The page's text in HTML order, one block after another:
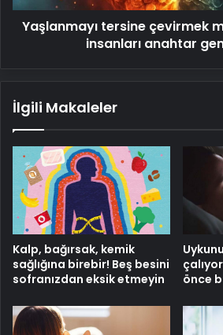
buldu
Yaşlanmayı tersine çevirmek
insanları anahtar
İlgili Makaleler
Kalp, bağırsak, kemik
sağlığına birebir! Beş besini
sofranızdan eksik etmeyin
önce